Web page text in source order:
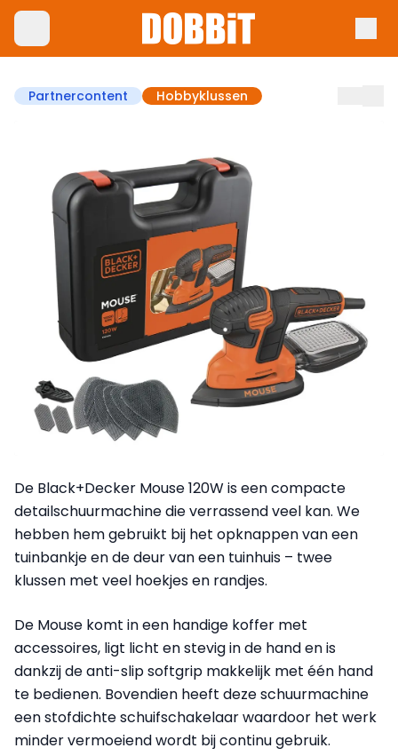
Partnercontent Hobbyklussen
De Black+Decker Mouse 120W is een compacte
detailschuurmachine die verrassend veel kan. We
hebben hem gebruikt bij het opknappen van een
tuinbankje en de deur van een tuinhuis – twee
klussen met veel hoekjes en randjes.
De Mouse komt in een handige koffer met
accessoires, ligt licht en stevig in de hand en is
dankzij de anti-slip softgrip makkelijk met één hand
te bedienen. Bovendien heeft deze schuurmachine
een stofdichte schuifschakelaar waardoor het werk
minder vermoeiend wordt bij continu gebruik.